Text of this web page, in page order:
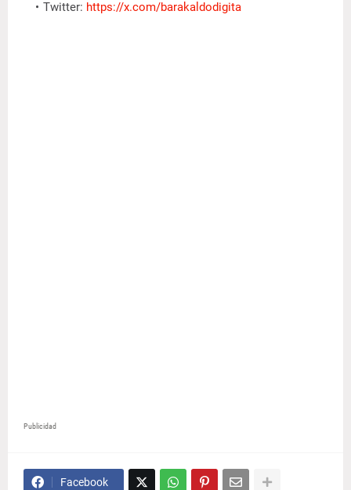
Twitter: https://x.com/barakaldodigita
Publicidad
Facebook